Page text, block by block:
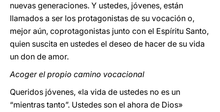
nuevas generaciones. Y ustedes, jóvenes, están
llamados a ser los protagonistas de su vocación o,
mejor aún, coprotagonistas junto con el Espíritu Santo,
quien suscita en ustedes el deseo de hacer de su vida
un don de amor.
Acoger el propio camino vocacional
Queridos jóvenes, «la vida de ustedes no es un
“mientras tanto”. Ustedes son el ahora de Dios»